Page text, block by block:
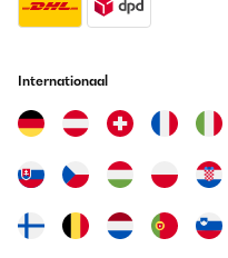
Internationaal